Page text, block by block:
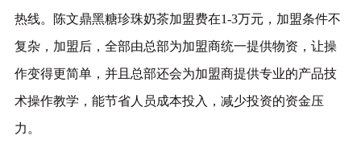
热线。陈文鼎黑糖珍珠奶茶加盟费在1-3万元，加盟条件不
复杂，加盟后，全部由总部为加盟商统一提供物资，让操
作变得更简单，并且总部还会为加盟商提供专业的产品技
术操作教学，能节省人员成本投入，减少投资的资金压
力。